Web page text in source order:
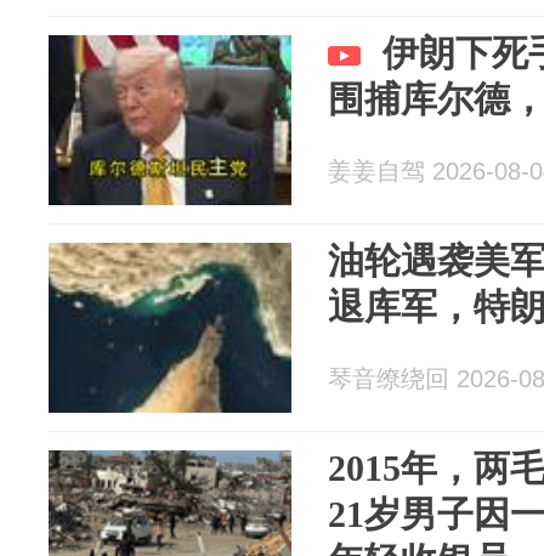
伊朗下死
围捕库尔德
姜姜自驾 2026-08-
油轮遇袭美
退库军，特
琴音缭绕回 2026-
2015年，两
21岁男子因